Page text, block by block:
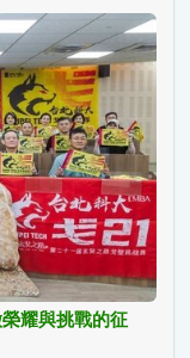
耀與挑戰的征